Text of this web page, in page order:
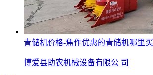
青储机价格-焦作优惠的青储机哪里买
博爱县助农机械设备有限公 司